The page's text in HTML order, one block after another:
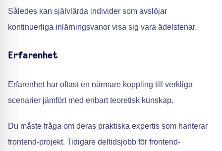
Således kan självlärda individer som avslöjar
kontinuerliga inlärningsvanor visa sig vara ädelstenar.
Erfarenhet
Erfarenhet har oftast en närmare koppling till verkliga
scenarier jämfört med enbart teoretisk kunskap.
Du måste fråga om deras praktiska expertis som hanterar
frontend-projekt. Tidigare deltidsjobb för frontend-